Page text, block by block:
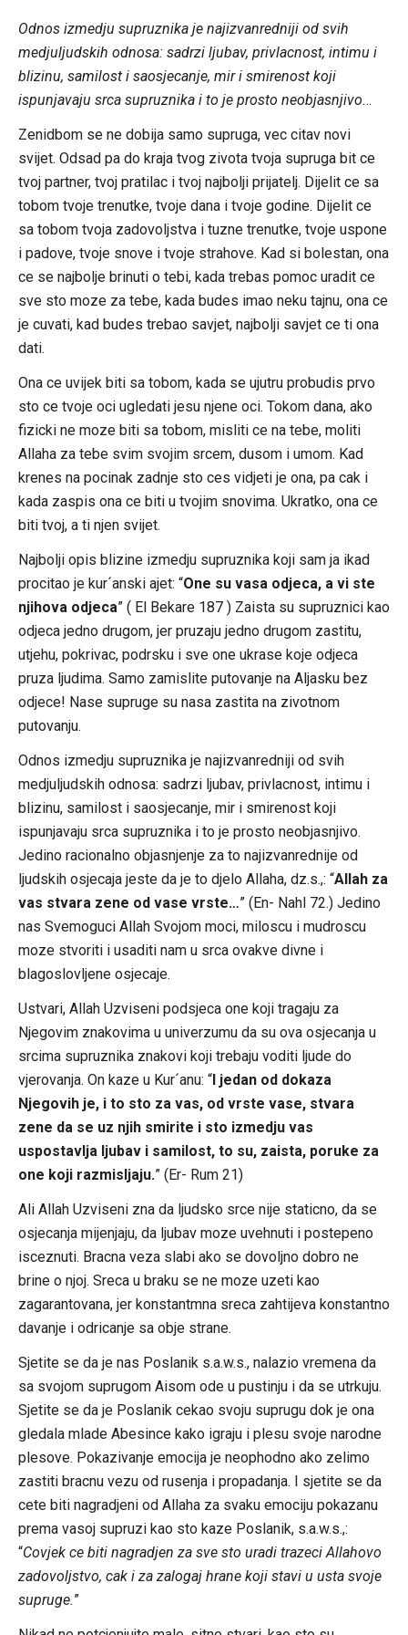
Odnos izmedju supruznika je najizvanredniji od svih
medjuljudskih odnosa: sadrzi ljubav, privlacnost, intimu i
blizinu, samilost i saosjecanje, mir i smirenost koji
ispunjavaju srca supruznika i to je prosto neobjasnjivo…
Zenidbom se ne dobija samo supruga, vec citav novi
svijet. Odsad pa do kraja tvog zivota tvoja supruga bit ce
tvoj partner, tvoj pratilac i tvoj najbolji prijatelj. Dijelit ce sa
tobom tvoje trenutke, tvoje dana i tvoje godine. Dijelit ce
sa tobom tvoja zadovoljstva i tuzne trenutke, tvoje uspone
i padove, tvoje snove i tvoje strahove. Kad si bolestan, ona
ce se najbolje brinuti o tebi, kada trebas pomoc uradit ce
sve sto moze za tebe, kada budes imao neku tajnu, ona ce
je cuvati, kad budes trebao savjet, najbolji savjet ce ti ona
dati.
Ona ce uvijek biti sa tobom, kada se ujutru probudis prvo
sto ce tvoje oci ugledati jesu njene oci. Tokom dana, ako
fizicki ne moze biti sa tobom, misliti ce na tebe, moliti
Allaha za tebe svim svojim srcem, dusom i umom. Kad
krenes na pocinak zadnje sto ces vidjeti je ona, pa cak i
kada zaspis ona ce biti u tvojim snovima. Ukratko, ona ce
biti tvoj, a ti njen svijet.
Najbolji opis blizine izmedju supruznika koji sam ja ikad
procitao je kur´anski ajet: “One su vasa odjeca, a vi ste
njihova odjeca” ( El Bekare 187 ) Zaista su supruznici kao
odjeca jedno drugom, jer pruzaju jedno drugom zastitu,
utjehu, pokrivac, podrsku i sve one ukrase koje odjeca
pruza ljudima. Samo zamislite putovanje na Aljasku bez
odjece! Nase supruge su nasa zastita na zivotnom
putovanju.
Odnos izmedju supruznika je najizvanredniji od svih
medjuljudskih odnosa: sadrzi ljubav, privlacnost, intimu i
blizinu, samilost i saosjecanje, mir i smirenost koji
ispunjavaju srca supruznika i to je prosto neobjasnjivo.
Jedino racionalno objasnjenje za to najizvanrednije od
ljudskih osjecaja jeste da je to djelo Allaha, dz.s.,: “Allah za
vas stvara zene od vase vrste…” (En- Nahl 72.) Jedino
nas Svemoguci Allah Svojom moci, miloscu i mudroscu
moze stvoriti i usaditi nam u srca ovakve divne i
blagoslovljene osjecaje.
Ustvari, Allah Uzviseni podsjeca one koji tragaju za
Njegovim znakovima u univerzumu da su ova osjecanja u
srcima supruznika znakovi koji trebaju voditi ljude do
vjerovanja. On kaze u Kur´anu: “I jedan od dokaza
Njegovih je, i to sto za vas, od vrste vase, stvara
zene da se uz njih smirite i sto izmedju vas
uspostavlja ljubav i samilost, to su, zaista, poruke za
one koji razmisljaju.” (Er- Rum 21)
Ali Allah Uzviseni zna da ljudsko srce nije staticno, da se
osjecanja mijenjaju, da ljubav moze uvehnuti i postepeno
isceznuti. Bracna veza slabi ako se dovoljno dobro ne
brine o njoj. Sreca u braku se ne moze uzeti kao
zagarantovana, jer konstantmna sreca zahtijeva konstantno
davanje i odricanje sa obje strane.
Sjetite se da je nas Poslanik s.a.w.s., nalazio vremena da
sa svojom suprugom Aisom ode u pustinju i da se utrkuju.
Sjetite se da je Poslanik cekao svoju suprugu dok je ona
gledala mlade Abesince kako igraju i plesu svoje narodne
plesove. Pokazivanje emocija je neophodno ako zelimo
zastiti bracnu vezu od rusenja i propadanja. I sjetite se da
cete biti nagradjeni od Allaha za svaku emociju pokazanu
prema vasoj supruzi kao sto kaze Poslanik, s.a.w.s.,:
“Covjek ce biti nagradjen za sve sto uradi trazeci Allahovo
zadovoljstvo, cak i za zalogaj hrane koji stavi u usta svoje
supruge.”